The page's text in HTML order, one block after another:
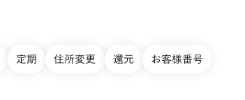
定期 住所変更 還元 お客様番号